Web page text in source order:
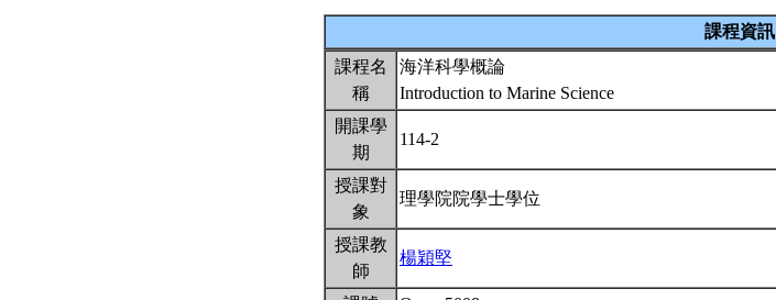
課程資訊
課程名
稱
海洋科學概論
Introduction to Marine Science
開課學
期
114-2
授課對
象
理學院院學士學位
授課教
師
楊穎堅